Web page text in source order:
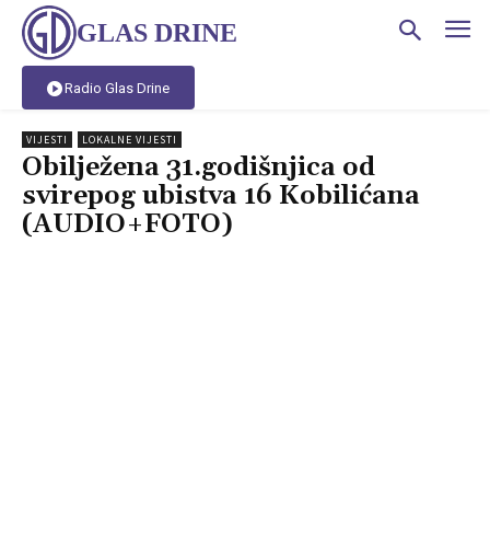
GLAS DRINE
Radio Glas Drine
VIJESTI LOKALNE VIJESTI
Obilježena 31.godišnjica od
svirepog ubistva 16 Kobilićana
(AUDIO+FOTO)